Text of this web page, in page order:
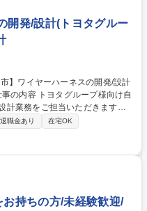
ヶ月間の基礎研修を実施。開発
す。研修中に面談を行い、あな
を決定するため、未経験でも安
開発/設計(トヨタグルー
計業務をご担当いただきます。
れるため、非常に裁量のあるポ
産まで一気通貫で対応した部門
車両開発全般の知識が習得できま
、EVや自動運転など最新技術
車内における電気配線の開発・
強化のための募集です！ 募集
/設計(トヨタグループ向け)◎設計
退職金あり
在宅OK
持ちの方/未経験歓迎/